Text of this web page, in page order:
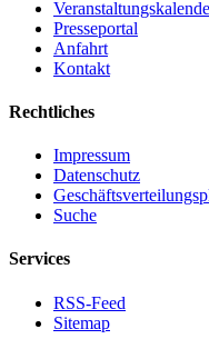
Presseportal
Anfahrt
Kontakt
Rechtliches
Impressum
Datenschutz
Suche
Services
RSS-Feed
Sitemap